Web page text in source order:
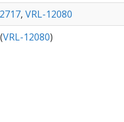
, VRL-12080
VRL-12080)